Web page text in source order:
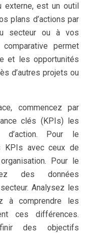
externe, est un outil
plans d’actions par
secteur ou à vos
permet
et les opportunités
d’autres projets ou
commencez par
clés (KPIs) les
Pour le
KPIs avec ceux de
Pour le
des données
Analysez les
à comprendre les
ces différences.
des objectifs